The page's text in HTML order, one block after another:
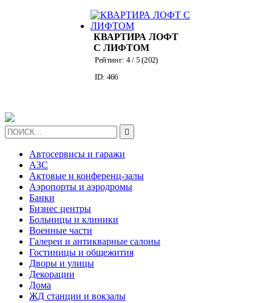
КВАРТИРА ЛОФТ
С ЛИФТОМ
Рейтинг: 4/ 5 (202)
ID: 466

Автосервисы и гаражи
АЗС
Актовые и конференц-залы
Аэропорты и аэродромы
Банки
Бизнес центры
Больницы и клиники
Военные части
Галереи и антикварные салоны
Гостиницы и общежития
Дворы и улицы
Декорации
Дома
ЖД станции и вокзалы